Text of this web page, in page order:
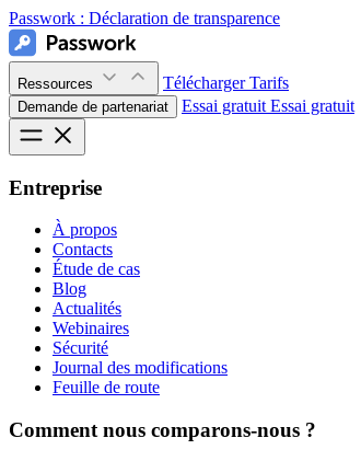
Passwork : Déclaration de transparence
Ressources TéléchargerTarifs
Demande de partenariat Essai gratuit Essai gratuit
Entreprise
À propos
Contacts
Étude de cas
Blog
Actualités
Webinaires
Sécurité
Journal des modifications
Feuille de route
Comment nous comparons-nous ?